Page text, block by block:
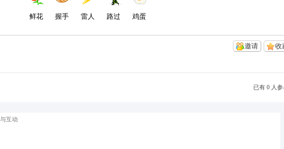
鲜花 握手 雷人 路过 鸡蛋
收
邀请
已有 0 人